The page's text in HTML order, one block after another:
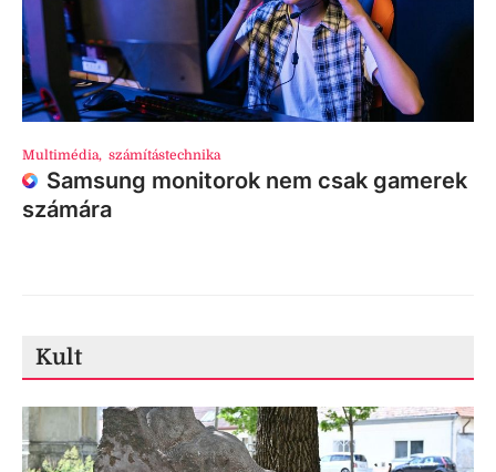
Multimédia, számítástechnika
Samsung monitorok nem csak gamerek
számára
Kult